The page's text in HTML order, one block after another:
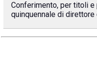
Conferimento, per titoli
quinquennale di direttore